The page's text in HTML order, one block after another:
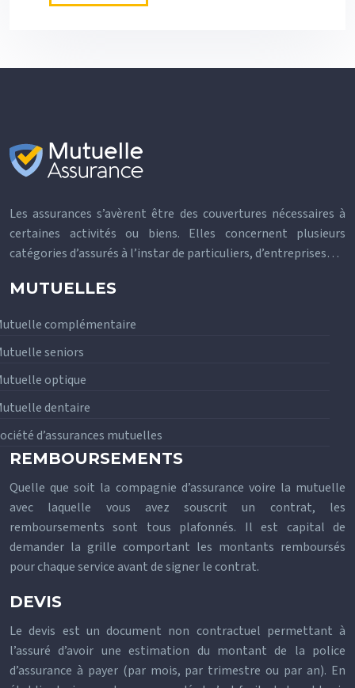
Les assurances s’avèrent être des couvertures nécessaires à
certaines activités ou biens. Elles concernent plusieurs
catégories d’assurés à l’instar de particuliers, d’entreprises…
MUTUELLES
complémentaire
seniors
optique
dentaire
d’assurances mutuelles
REMBOURSEMENTS
Quelle que soit la compagnie d’assurance voire la mutuelle
avec laquelle vous avez souscrit un contrat, les
remboursements sont tous plafonnés. Il est capital de
demander la grille comportant les montants remboursés
pour chaque service avant de signer le contrat.
DEVIS
Le devis est un document non contractuel permettant à
l’assuré d’avoir une estimation du montant de la police
d’assurance à payer (par mois, par trimestre ou par an). En